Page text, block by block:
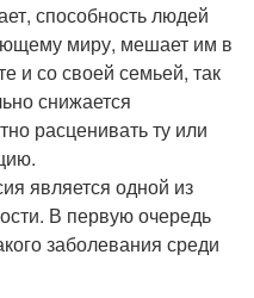
способность людей
миру, мешает им в
и со своей семьей, так
снижается
расценивать ту или
является одной из
В первую очередь
заболевания среди